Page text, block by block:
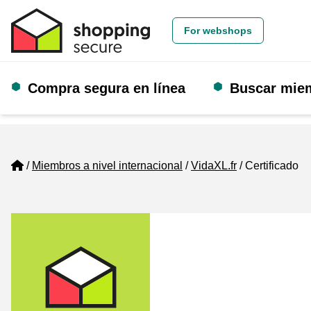
For webshops
Compra segura en línea Buscar
Home
Miembros a nivel internacional VidaXL.fr Certificado